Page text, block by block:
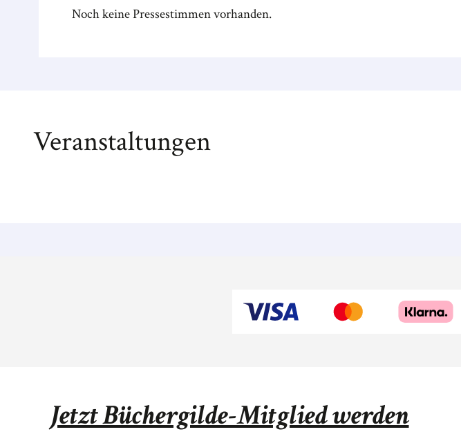
Noch keine Pressestimmen vorhanden.
Veranstaltungen
Jetzt Büchergilde-Mitglied werden